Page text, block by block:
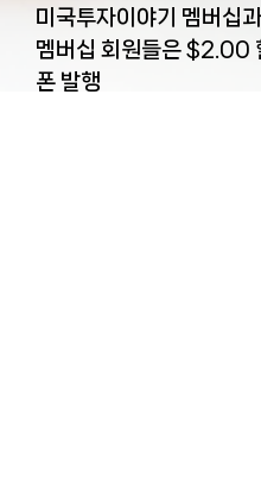
미국투자이야기 멤버십
멤버십 회원들은 $2.00
폰 발행